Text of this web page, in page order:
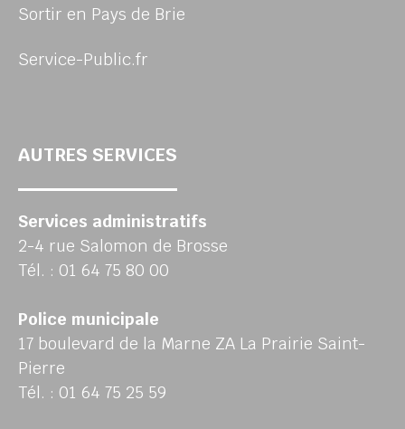
Sortir en Pays de Brie
Service-Public.fr
AUTRES SERVICES
Services administratifs
2-4 rue Salomon de Brosse
Tél. : 01 64 75 80 00
Police municipale
17 boulevard de la Marne ZA La Prairie Saint-
Pierre
Tél. : 01 64 75 25 59